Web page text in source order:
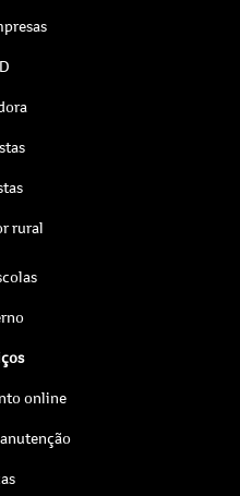
rural
online